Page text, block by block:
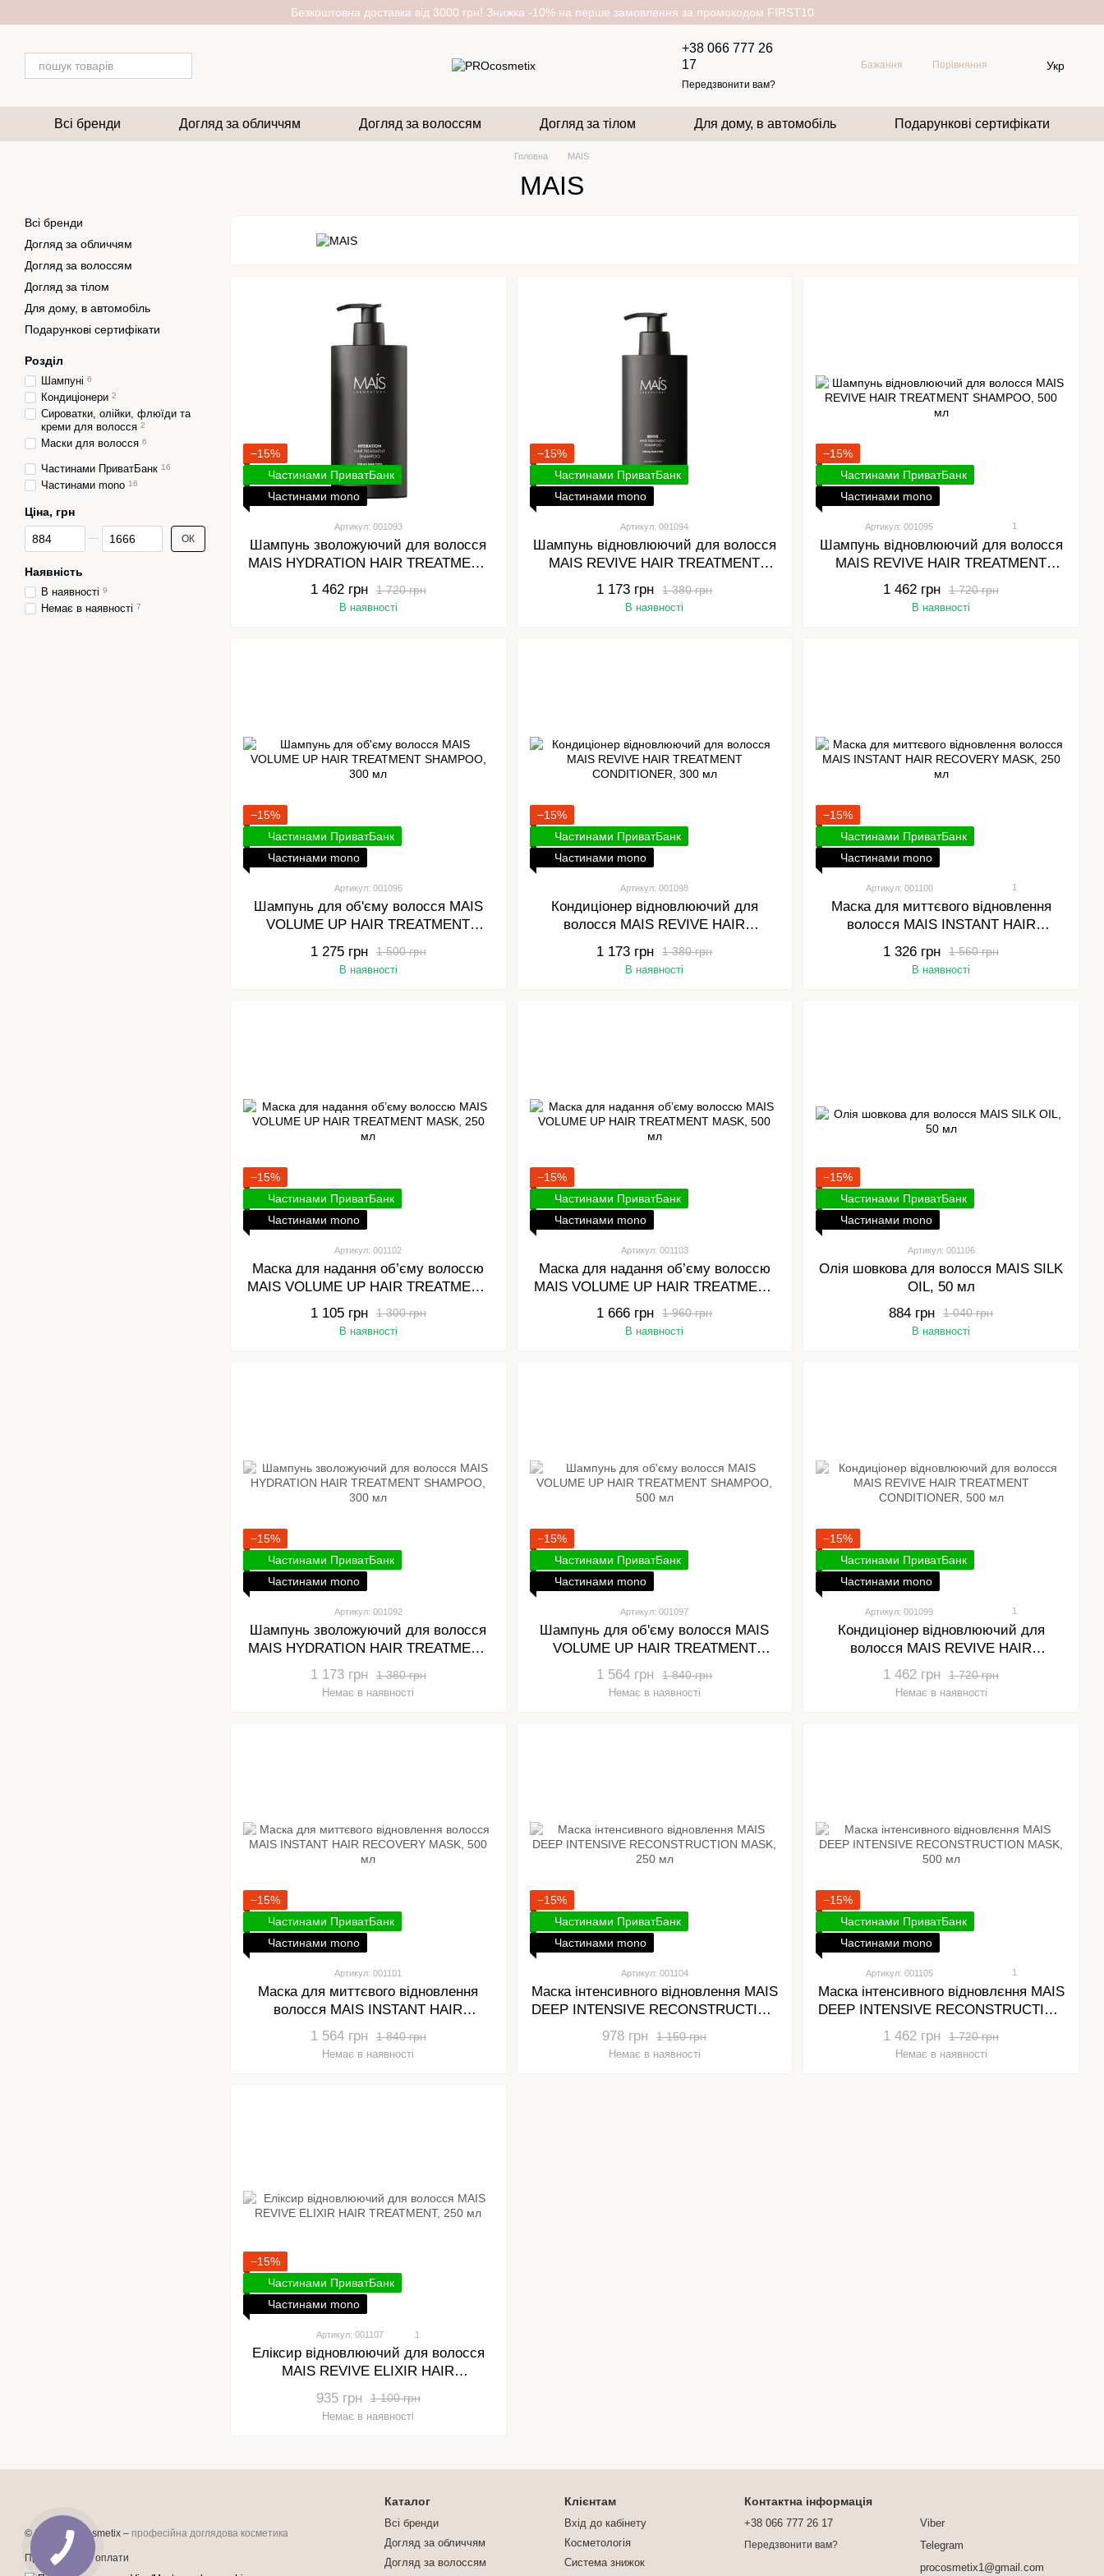
Безкоштовна доставка від 3000 грн! Знижка -10% на перше замовлення за промокодом FIRST10
+38 066 777 26
17
Передзвонити вам?
Бажання Порівняння Укр
Всі бренди Догляд за обличчям Догляд за волоссям Догляд за тілом Для дому, в автомобіль Подарункові сертифікати
Головна MAIS
MAIS
−15%
Частинами ПриватБанк
Частинами mono
Артикул: 001093
Шампунь зволожуючий для волосся
MAIS HYDRATION HAIR TREATMENT
SHAMPOO, 500 мл
1 720 грн
1 462 грн
В наявності
−15%
Частинами ПриватБанк
Частинами mono
Артикул: 001094
Шампунь відновлюючий для волосся
MAIS REVIVE HAIR TREATMENT
SHAMPOO, 300 мл
1 380 грн
1 173 грн
В наявності
−15%
Частинами ПриватБанк
Частинами mono
Артикул: 001095 1
Шампунь відновлюючий для волосся
MAIS REVIVE HAIR TREATMENT
SHAMPOO, 500 мл
1 720 грн
1 462 грн
В наявності
−15%
Частинами ПриватБанк
Частинами mono
Артикул: 001096
Шампунь для об'єму волосся MAIS
VOLUME UP HAIR TREATMENT
SHAMPOO, 300 мл
1 500 грн
1 275 грн
В наявності
−15%
Частинами ПриватБанк
Частинами mono
Артикул: 001098
Кондиціонер відновлюючий для
волосся MAIS REVIVE HAIR
TREATMENT CONDITIONER, 300 мл
1 380 грн
1 173 грн
В наявності
−15%
Частинами ПриватБанк
Частинами mono
Артикул: 001100 1
Маска для миттєвого відновлення
волосся MAIS INSTANT HAIR
RECOVERY MASK, 250 мл
1 560 грн
1 326 грн
В наявності
−15%
Частинами ПриватБанк
Частинами mono
Артикул: 001102
Маска для надання об’єму волоссю
MAIS VOLUME UP HAIR TREATMENT
MASK, 250 мл
1 300 грн
1 105 грн
В наявності
−15%
Частинами ПриватБанк
Частинами mono
Артикул: 001103
Маска для надання об’єму волоссю
MAIS VOLUME UP HAIR TREATMENT
MASK, 500 мл
1 960 грн
1 666 грн
В наявності
−15%
Частинами ПриватБанк
Частинами mono
Артикул: 001106
Олія шовкова для волосся MAIS SILK
OIL, 50 мл
1 040 грн
884 грн
В наявності
−15%
Частинами ПриватБанк
Частинами mono
Артикул: 001092
Шампунь зволожуючий для волосся
MAIS HYDRATION HAIR TREATMENT
SHAMPOO, 300 мл
1 380 грн
1 173 грн
Немає в наявності
−15%
Частинами ПриватБанк
Частинами mono
Артикул: 001097
Шампунь для об'єму волосся MAIS
VOLUME UP HAIR TREATMENT
SHAMPOO, 500 мл
1 840 грн
1 564 грн
Немає в наявності
−15%
Частинами ПриватБанк
Частинами mono
Артикул: 001099 1
Кондиціонер відновлюючий для
волосся MAIS REVIVE HAIR
TREATMENT CONDITIONER, 500 мл
1 720 грн
1 462 грн
Немає в наявності
−15%
Частинами ПриватБанк
Частинами mono
Артикул: 001101
Маска для миттєвого відновлення
волосся MAIS INSTANT HAIR
RECOVERY MASK, 500 мл
1 840 грн
1 564 грн
Немає в наявності
−15%
Частинами ПриватБанк
Частинами mono
Артикул: 001104
Маска інтенсивного відновлення MAIS
DEEP INTENSIVE RECONSTRUCTION
MASK, 250 мл
1 150 грн
978 грн
Немає в наявності
−15%
Частинами ПриватБанк
Частинами mono
Артикул: 001105 1
Маска інтенсивного відновлєння MAIS
DEEP INTENSIVE RECONSTRUCTION
MASK, 500 мл
1 720 грн
1 462 грн
Немає в наявності
−15%
Частинами ПриватБанк
Частинами mono
Артикул: 001107 1
Еліксир відновлюючий для волосся
MAIS REVIVE ELIXIR HAIR
TREATMENT, 250 мл
1 100 грн
935 грн
Немає в наявності
Всі бренди
Догляд за обличчям
Догляд за волоссям
Догляд за тілом
Для дому, в автомобіль
Подарункові сертифікати
Розділ
Шампуні 6
Кондиціонери 2
Сироватки, олійки, флюїди та
креми для волосся 2
Маски для волосся 6
Частинами ПриватБанк 16
Частинами mono 16
Ціна, грн
Від Ціна, грн
До Ціна, грн ОК
Наявність
В наявності 9
Немає в наявності 7
© 2026 PROcosmetix – професійна доглядова косметика
Приймаємо до оплати
Каталог
Всі бренди
Догляд за обличчям
Догляд за волоссям
Клієнтам
Вхід до кабінету
Косметологія
Система знижок
Контактна інформація
+38 066 777 26 17
Передзвонити вам?
Viber
Telegram
procosmetix1@gmail.com